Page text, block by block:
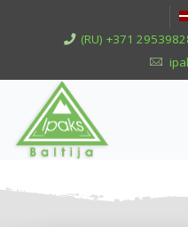
(RU) +371